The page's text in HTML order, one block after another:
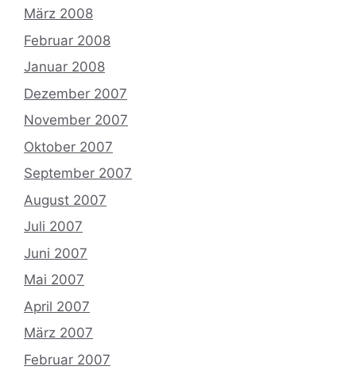
März 2008
Februar 2008
Januar 2008
Dezember 2007
November 2007
Oktober 2007
September 2007
August 2007
Juli 2007
Juni 2007
Mai 2007
April 2007
März 2007
Februar 2007